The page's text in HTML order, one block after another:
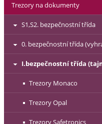
Trezory na dokumenty
S1,S2. bezpečnostní třída
0. bezpečnostní třída
I.bezpečnostní třída
Trezory Monaco
Trezory Opal
Trezory Safetronics